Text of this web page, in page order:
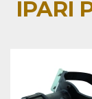
IPARI